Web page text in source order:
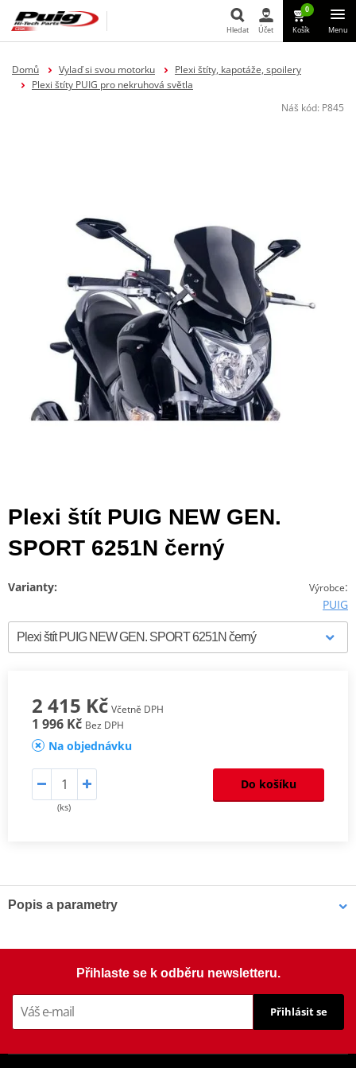
Hledat
Hledat Účet
0
Košík Menu
Domů Vylaď si svou motorku
Plexi štíty, kapotáže, spoilery
Plexi štíty PUIG pro nekruhová světla
Náš kód: P845
Plexi štít PUIG NEW GEN.
SPORT 6251N černý
Výrobce:
PUIG
Varianty:
2 415 Kč Včetně DPH
1 996 Kč Bez DPH
Na objednávku
(ks)
Do košíku
Popis a parametry
PDF Mounting tips
Přihlaste se k odběru newsletteru.
Přihlásit se